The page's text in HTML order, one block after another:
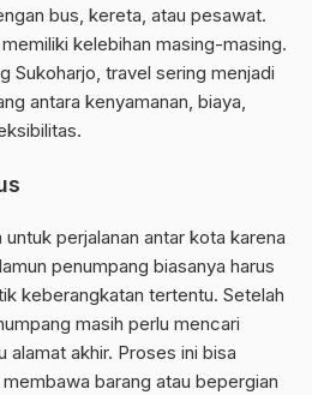
bus, kereta, atau pesawat.
kelebihan masing-masing.
Sukoharjo, travel sering menjadi
antara kenyamanan, biaya,
perjalanan antar kota karena
penumpang biasanya harus
keberangkatan tertentu. Setelah
masih perlu mencari
alamat akhir. Proses ini bisa
barang atau bepergian